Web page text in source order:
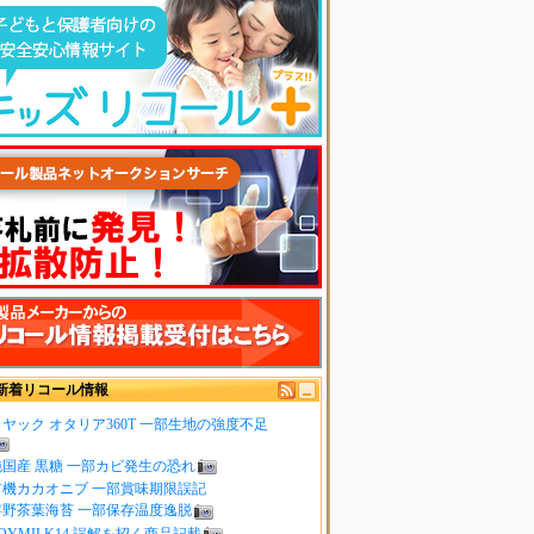
着リコール情報
ック オタリア360T 一部生地の強度不足
産 黒糖 一部カビ発生の恐れ
カカオニブ 一部賞味期限誤記
茶葉海苔 一部保存温度逸脱